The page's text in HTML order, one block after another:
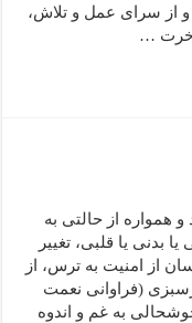
و از سرای عمل و تلاش،
آخرت …
همواره از حالتی به
بدنی یا قلبی، تغییر
بر انسان از امنیت به ترس، از
(فراوانی نعمت
به غم و اندوه